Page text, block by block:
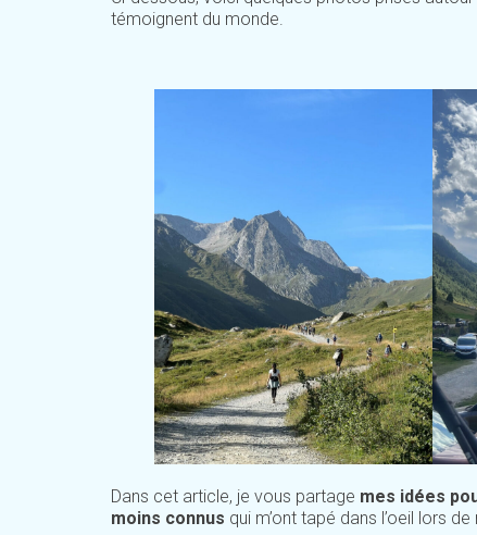
témoignent du monde.
Dans cet article, je vous partage mes idées
moins connus qui m’ont tapé dans l’oeil lors